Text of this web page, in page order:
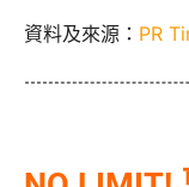
資料及來源： PR